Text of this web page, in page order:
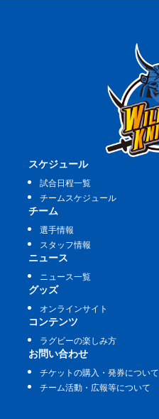
スケジュール
試合日程一覧
チームスケジュール
チーム
選手情報
スタッフ情報
ニュース
ニュース一覧
グッズ
オンラインサイト
コンテンツ
ラグビーの楽しみ方
お問い合わせ
チケットの購入・発券について
チーム活動・広報等について